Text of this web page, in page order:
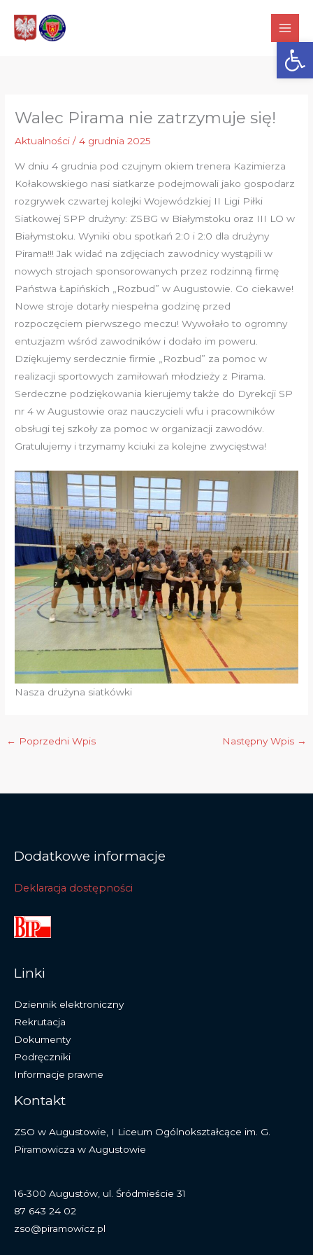
treści
Walec Pirama nie zatrzymuje się!
Aktualności /4 grudnia 2025
W dniu 4 grudnia pod czujnym okiem trenera Kazimierza
Kołakowskiego nasi siatkarze podejmowali jako gospodarz
rozgrywek czwartej kolejki Wojewódzkiej II Ligi Piłki
Siatkowej SPP drużyny: ZSBG w Białymstoku oraz III LO w
Białymstoku. Wyniki obu spotkań 2:0 i 2:0 dla drużyny
Pirama!!! Jak widać na zdjęciach zawodnicy wystąpili w
nowych strojach sponsorowanych przez rodzinną firmę
Państwa Łapińskich „Rozbud” w Augustowie. Co ciekawe!
Nowe stroje dotarły niespełna godzinę przed
rozpoczęciem pierwszego meczu! Wywołało to ogromny
entuzjazm wśród zawodników i dodało im poweru.
Dziękujemy serdecznie firmie „Rozbud” za pomoc w
realizacji sportowych zamiłowań młodzieży z Pirama.
Serdeczne podziękowania kierujemy także do Dyrekcji SP
nr 4 w Augustowie oraz nauczycieli wfu i pracowników
obsługi tej szkoły za pomoc w organizacji zawodów.
Gratulujemy i trzymamy kciuki za kolejne zwycięstwa!
Nasza drużyna siatkówki
← Poprzedni Wpis Następny Wpis →
Dodatkowe informacje
Deklaracja dostępności
Linki
Dziennik elektroniczny
Rekrutacja
Dokumenty
Podręczniki
Informacje prawne
Kontakt
ZSO w Augustowie, I Liceum Ogólnokształcące im. G.
Piramowicza w Augustowie
16-300 Augustów, ul. Śródmieście 31
87 643 24 02
zso@piramowicz.pl